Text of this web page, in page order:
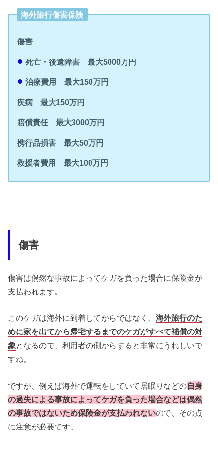
海外旅行傷害保険
傷害
死亡・後遺障害 最大5000万円
治療費用 最大150万円
疾病 最大150万円
賠償責任 最大3000万円
携行品損害 最大50万円
救援者費用 最大100万円
傷害
傷害は偶然な事故によってケガを負った場合に保険金が
支払われます。
このケガは海外に到着してからではなく、海外旅行のた
めに家を出てから帰宅するまでのケガがすべて補償の対
象となるので、利用者の側からすると非常にうれしいで
すね。
ですが、例えば海外で運転をしていて居眠りなどの自身
の過失による事故によってケガを負った場合などは偶然
の事故ではないため保険金が支払われないので、その点
に注意が必要です。